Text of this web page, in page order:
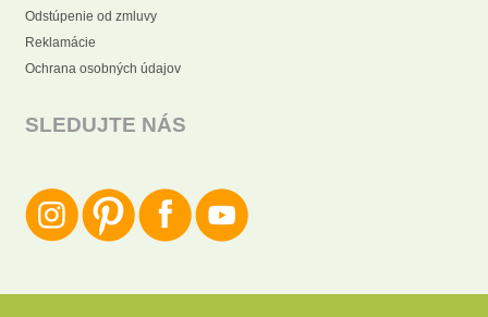
Odstúpenie od zmluvy
Reklamácie
Ochrana osobných údajov
SLEDUJTE NÁS